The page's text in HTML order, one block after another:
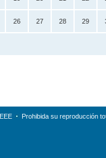
26 27 28 29
Prohibida su reproducción